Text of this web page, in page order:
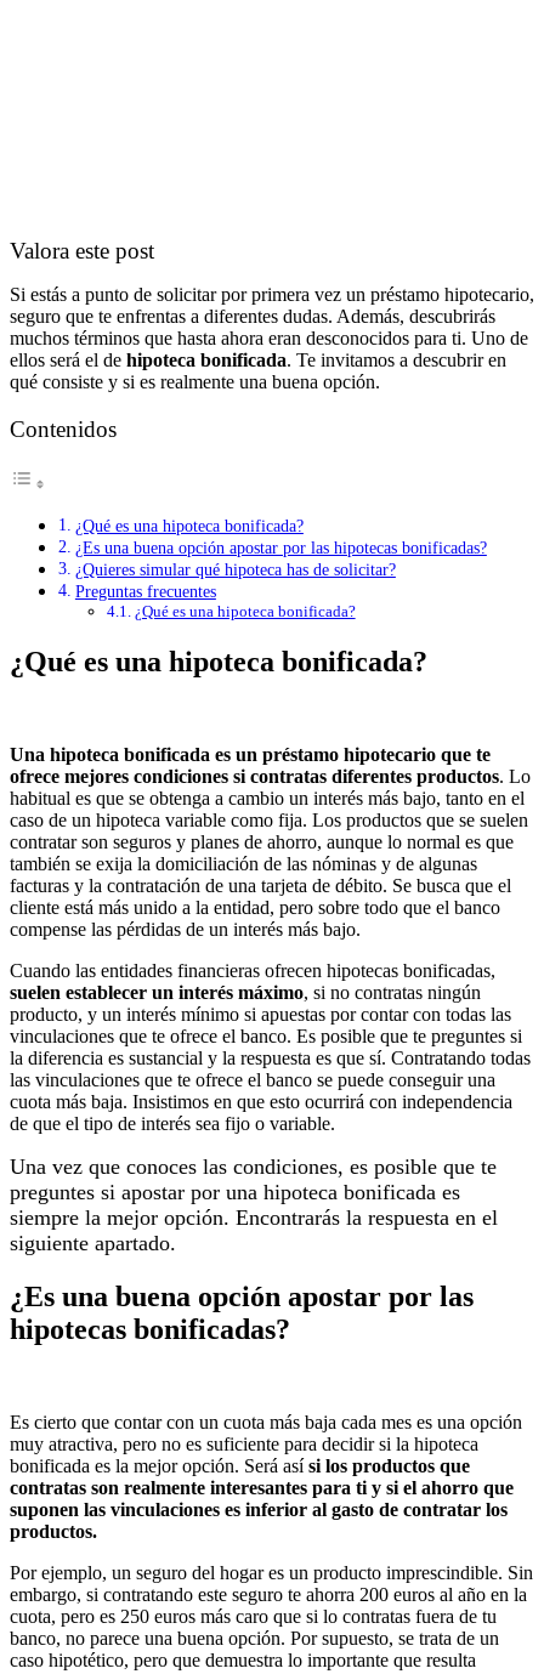
Valora este post
Si estás a punto de solicitar por primera vez un préstamo hipotecario,
seguro que te enfrentas a diferentes dudas. Además, descubrirás
muchos términos que hasta ahora eran desconocidos para ti. Uno de
ellos será el de hipoteca bonificada. Te invitamos a descubrir en
qué consiste y si es realmente una buena opción.
Contenidos
¿Qué es una hipoteca bonificada?
¿Es una buena opción apostar por las hipotecas bonificadas?
¿Quieres simular qué hipoteca has de solicitar?
Preguntas frecuentes
¿Qué es una hipoteca bonificada?
¿Qué es una hipoteca bonificada?
Una hipoteca bonificada es un préstamo hipotecario que te
ofrece mejores condiciones si contratas diferentes productos. Lo
habitual es que se obtenga a cambio un interés más bajo, tanto en el
caso de un hipoteca variable como fija. Los productos que se suelen
contratar son seguros y planes de ahorro, aunque lo normal es que
también se exija la domiciliación de las nóminas y de algunas
facturas y la contratación de una tarjeta de débito. Se busca que el
cliente está más unido a la entidad, pero sobre todo que el banco
compense las pérdidas de un interés más bajo.
Cuando las entidades financieras ofrecen hipotecas bonificadas,
suelen establecer un interés máximo, si no contratas ningún
producto, y un interés mínimo si apuestas por contar con todas las
vinculaciones que te ofrece el banco. Es posible que te preguntes si
la diferencia es sustancial y la respuesta es que sí. Contratando todas
las vinculaciones que te ofrece el banco se puede conseguir una
cuota más baja. Insistimos en que esto ocurrirá con independencia
de que el tipo de interés sea fijo o variable.
Una vez que conoces las condiciones, es posible que te
preguntes si apostar por una hipoteca bonificada es
siempre la mejor opción. Encontrarás la respuesta en el
siguiente apartado.
¿Es una buena opción apostar por las
hipotecas bonificadas?
Es cierto que contar con un cuota más baja cada mes es una opción
muy atractiva, pero no es suficiente para decidir si la hipoteca
bonificada es la mejor opción. Será asísi los productos que
contratas son realmente interesantes para ti y si el ahorro que
suponen las vinculaciones es inferior al gasto de contratar los
productos.
Por ejemplo, un seguro del hogar es un producto imprescindible. Sin
embargo, si contratando este seguro te ahorra 200 euros al año en la
cuota, pero es 250 euros más caro que si lo contratas fuera de tu
banco, no parece una buena opción. Por supuesto, se trata de un
caso hipotético, pero que demuestra lo importante que resulta